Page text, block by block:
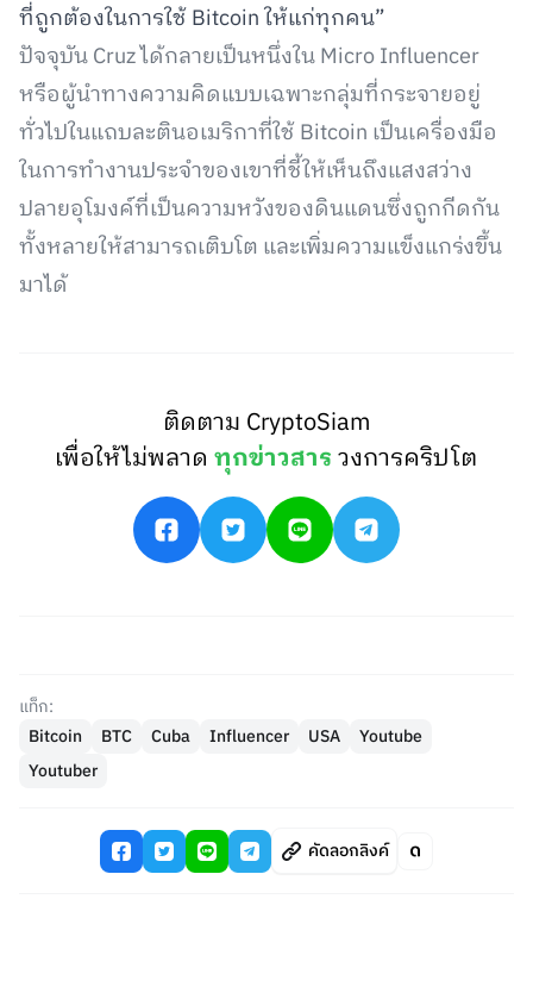
ที่ถูกต้องในการใช้ Bitcoin ให้แก่ทุกคน”
ปัจจุบัน Cruz ได้กลายเป็นหนึ่งใน Micro Influencer
หรือผู้นำทางความคิดแบบเฉพาะกลุ่มที่กระจายอยู่
ทั่วไปในแถบละตินอเมริกาที่ใช้ Bitcoin เป็นเครื่องมือ
ในการทำงานประจำของเขาที่ชี้ให้เห็นถึงแสงสว่าง
ปลายอุโมงค์ที่เป็นความหวังของดินแดนซึ่งถูกกีดกัน
ทั้งหลายให้สามารถเติบโต และเพิ่มความแข็งแกร่งขึ้น
มาได้
ติดตาม CryptoSiam
เพื่อให้ไม่พลาดทุกข่าวสารวงการคริปโต
แท็ก:
Bitcoin
BTC Cuba Influencer USA
Youtube
Youtuber
คัดลอกลิงค์